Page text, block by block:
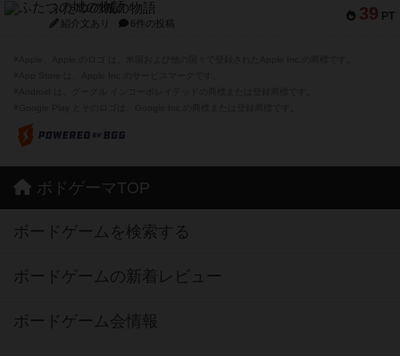
39 PT
ふたつの城の物語
紹介文あり 6件の投稿
ボドゲーマTOP
ボードゲームを検索する
ボードゲームの新着レビュー
ボードゲーム会情報